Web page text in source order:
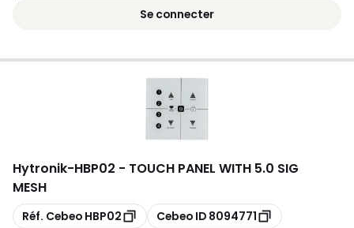
Se connecter
Hytronik-HBP02 - TOUCH PANEL WITH 5.0 SIG
MESH
Copier
Réf. Cebeo HBP02 Copier
Cebeo ID 8094771